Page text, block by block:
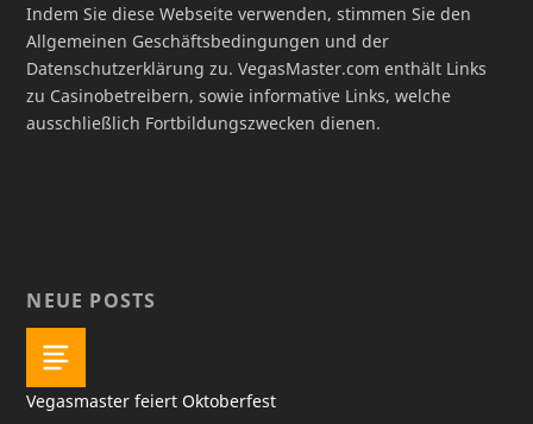
Indem Sie diese Webseite verwenden, stimmen Sie den
Allgemeinen Geschäftsbedingungen und der
Datenschutzerklärung zu. VegasMaster.com enthält Links
zu Casinobetreibern, sowie informative Links, welche
ausschließlich Fortbildungszwecken dienen.
NEUE POSTS
Vegasmaster feiert Oktoberfest